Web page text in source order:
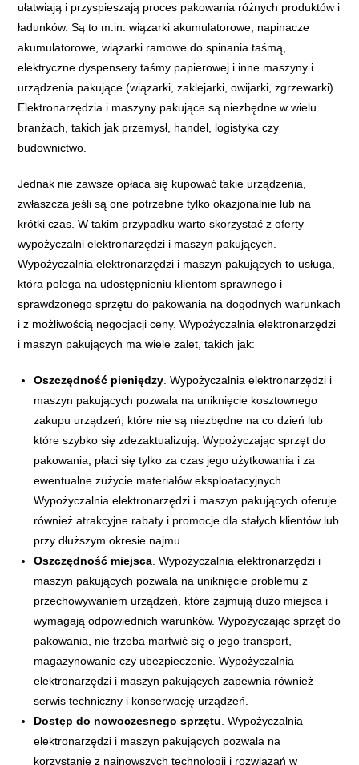
ułatwiają i przyspieszają proces pakowania różnych produktów i
ładunków. Są to m.in. wiązarki akumulatorowe, napinacze
akumulatorowe, wiązarki ramowe do spinania taśmą,
elektryczne dyspensery taśmy papierowej i inne maszyny i
urządzenia pakujące (wiązarki, zaklejarki, owijarki, zgrzewarki).
Elektronarzędzia i maszyny pakujące są niezbędne w wielu
branżach, takich jak przemysł, handel, logistyka czy
budownictwo.
Jednak nie zawsze opłaca się kupować takie urządzenia,
zwłaszcza jeśli są one potrzebne tylko okazjonalnie lub na
krótki czas. W takim przypadku warto skorzystać z oferty
wypożyczalni elektronarzędzi i maszyn pakujących.
Wypożyczalnia elektronarzędzi i maszyn pakujących to usługa,
która polega na udostępnieniu klientom sprawnego i
sprawdzonego sprzętu do pakowania na dogodnych warunkach
i z możliwością negocjacji ceny. Wypożyczalnia elektronarzędzi
i maszyn pakujących ma wiele zalet, takich jak:
Oszczędność pieniędzy . Wypożyczalnia elektronarzędzi i
maszyn pakujących pozwala na uniknięcie kosztownego
zakupu urządzeń, które nie są niezbędne na co dzień lub
które szybko się zdezaktualizują. Wypożyczając sprzęt do
pakowania, płaci się tylko za czas jego użytkowania i za
ewentualne zużycie materiałów eksploatacyjnych.
Wypożyczalnia elektronarzędzi i maszyn pakujących oferuje
również atrakcyjne rabaty i promocje dla stałych klientów lub
przy dłuższym okresie najmu.
Oszczędność miejsca . Wypożyczalnia elektronarzędzi i
maszyn pakujących pozwala na uniknięcie problemu z
przechowywaniem urządzeń, które zajmują dużo miejsca i
wymagają odpowiednich warunków. Wypożyczając sprzęt do
pakowania, nie trzeba martwić się o jego transport,
magazynowanie czy ubezpieczenie. Wypożyczalnia
elektronarzędzi i maszyn pakujących zapewnia również
serwis techniczny i konserwację urządzeń.
Dostęp do nowoczesnego sprzętu . Wypożyczalnia
elektronarzędzi i maszyn pakujących pozwala na
korzystanie z najnowszych technologii i rozwiązań w